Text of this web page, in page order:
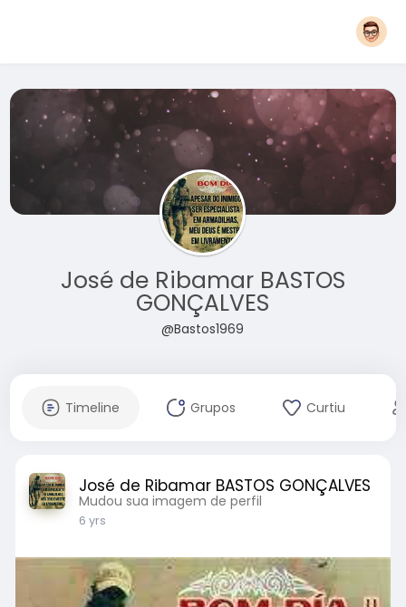
José de Ribamar BASTOS
GONÇALVES
@Bastos1969
Timeline Grupos Curtiu
José de Ribamar BASTOS GONÇALVES
Mudou sua imagem de perfil
6 yrs